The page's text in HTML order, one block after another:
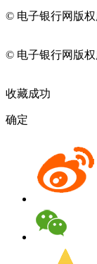
© 电子银行网版
© 电子银行网版
收藏成功
确定